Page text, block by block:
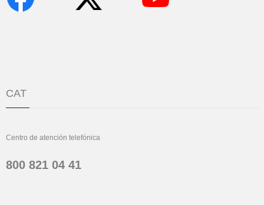
CAT
Centro de atención telefónica
800 821 04 41